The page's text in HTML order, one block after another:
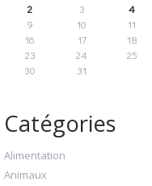
2
3 4
9
10 11
16
17 18
23
24 25
30
31
Catégories
Alimentation
Animaux